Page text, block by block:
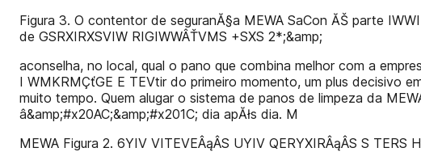
Figura 3. O contentor de seguranĂ§a MEWA SaCon ĂŠ parte
de GSRXIRXSVIW RIGIWWÂŤVMS +SXS 2*;&amp;
aconselha, no local, qual o pano que combina melhor com a
I WMKRMÇťGE E TEVtir do primeiro momento, um plus decisivo
muito tempo. Quem alugar o sistema de panos de limpeza da
â&amp;#x20AC;&amp;#x201C; dia apĂłs dia. M
MEWA Figura 2. 6YIV VITEVEÂąÂ­S UYIV QERYXIRÂąÂ­S S TERS